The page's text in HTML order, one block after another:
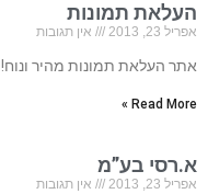
העלאת תמונות
אפריל 23, 2013 אין תגובות
אתר העלאת תמונות מהיר ונוח!
Read More »
א.רסי בע”מ
אפריל 23, 2013 אין תגובות